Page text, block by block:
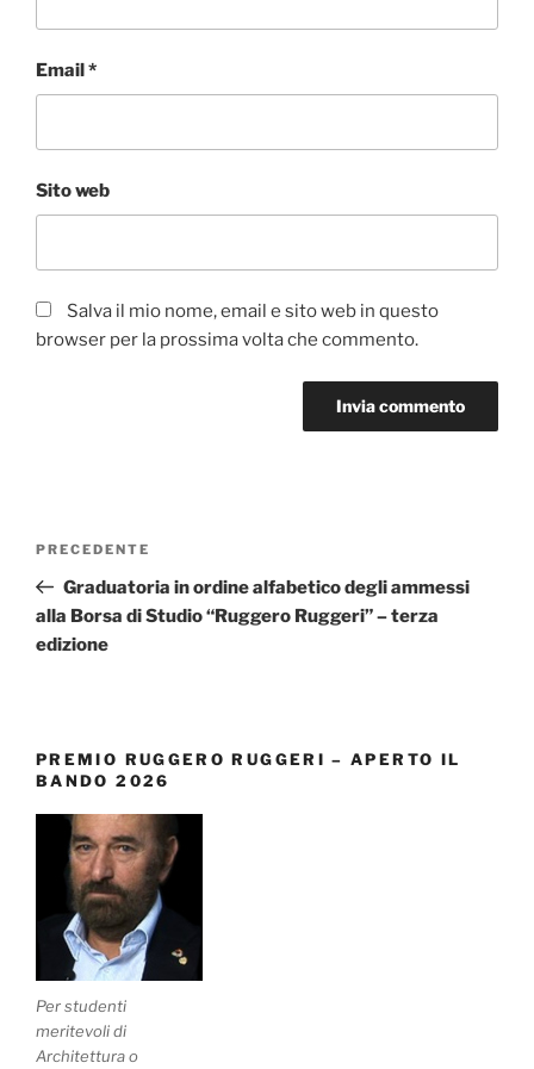
Email*
Sito web
Salva il mio nome, email e sito web in questo
browser per la prossima volta che commento.
Articolo
precedente:
PRECEDENTE
Graduatoria in ordine alfabetico degli ammessi
alla Borsa di Studio “Ruggero Ruggeri” – terza
edizione
PREMIO RUGGERO RUGGERI – APERTO IL
BANDO 2026
Per studenti
meritevoli di
Architettura o